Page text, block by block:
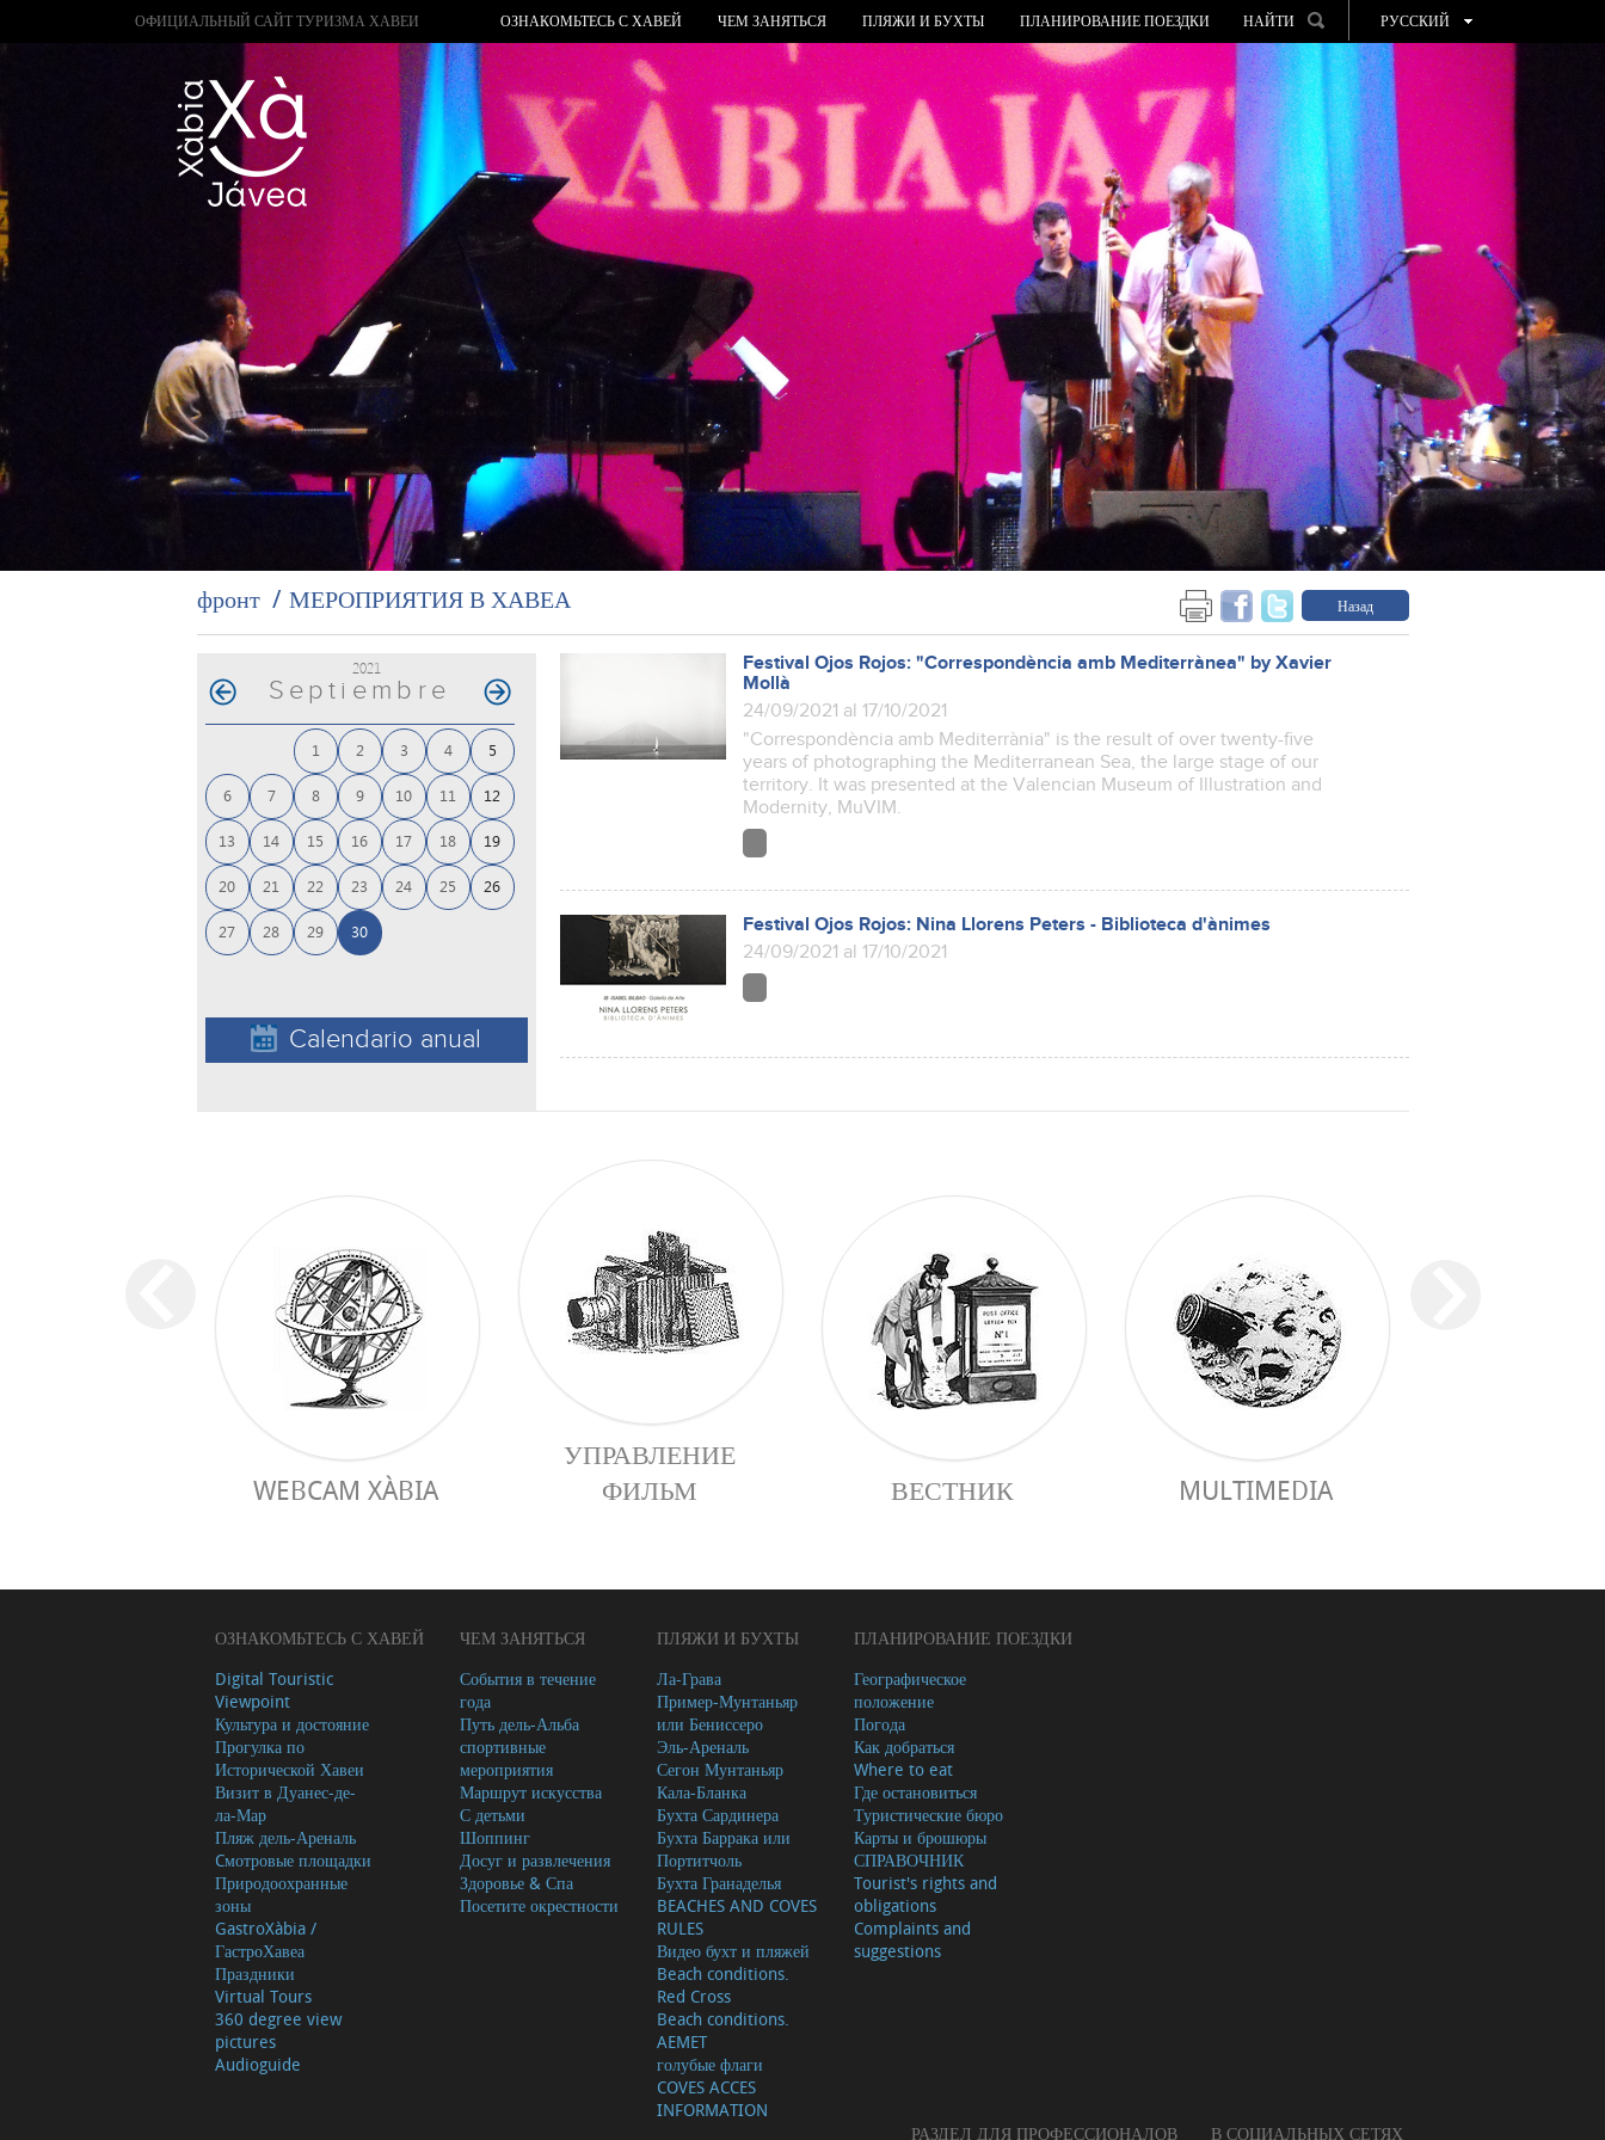
ОФИЦИАЛЬНЫЙ САЙТ ТУРИЗМА ХАВЕИ ОЗНАКОМЬТЕСЬ С ХАВЕЙ ЧЕМ ЗАНЯТЬСЯ ПЛЯЖИ И БУХТЫ ПЛАНИРОВАНИЕ ПОЕЗДКИ НАЙТИ
РУССКИЙ
ESPAÑOL
VALENCIÀ
ENGLISH
FRANÇAIS
DEUTSCH
фронт МЕРОПРИЯТИЯ В ХАВЕА Назад
2021
Septiembre
1 2 3 4 5
6 7 8 9 10 11 12
13 14 15 16 17 18 19
20 21 22 23 24 25 26
27 28 29 30
Calendario anual
Festival Ojos Rojos: "Correspondència amb Mediterrànea" by Xavier
Mollà
24/09/2021 al 17/10/2021
"Correspondència amb Mediterrània" is the result of over twenty-five
years of photographing the Mediterranean Sea, the large stage of our
territory. It was presented at the Valencian Museum of Illustration and
Modernity, MuVIM.
Festival Ojos Rojos: Nina Llorens Peters - Biblioteca d'ànimes
24/09/2021 al 17/10/2021
WEBCAM XÀBIA
УПРАВЛЕНИЕ
ФИЛЬМ
ВЕСТНИК MULTIMEDIA
ОЗНАКОМЬТЕСЬ С ХАВЕЙ
Digital Touristic
Viewpoint
Культура и достояние
Прогулка по
Исторической Хавеи
Визит в Дуанес-де-
ла-Мар
Пляж дель-Ареналь
Cмотровые площадки
Природоохранные
зоны
GastroXàbia /
ГастроХавеа
Праздники
Virtual Tours
360 degree view
pictures
Audioguide
ЧЕМ ЗАНЯТЬСЯ
События в течение
года
Путь дель-Альба
спортивные
мероприятия
Маршрут искусства
С детьми
Шоппинг
Досуг и развлечения
Здоровье & Спа
Посетите окрестности
ПЛЯЖИ И БУХТЫ
Ла-Грава
Пример-Мунтаньяр
или Бениссеро
Эль-Ареналь
Сегон Мунтаньяр
Кала-Бланка
Бухта Сардинера
Бухта Баррака или
Портитчоль
Бухта Гранаделья
BEACHES AND COVES
RULES
Видео бухт и пляжей
Beach conditions.
Red Cross
Beach conditions.
AEMET
голубые флаги
COVES ACCES
INFORMATION
ПЛАНИРОВАНИЕ ПОЕЗДКИ
Географическое
положение
Погода
Как добраться
Where to eat
Где остановиться
Туристические бюро
Карты и брошюры
СПРАВОЧНИК
Tourist's rights and
obligations
Complaints and
suggestions
РАЗДЕЛ ДЛЯ ПРОФЕССИОНАЛОВ В СОЦИАЛЬНЫХ СЕТЯХ